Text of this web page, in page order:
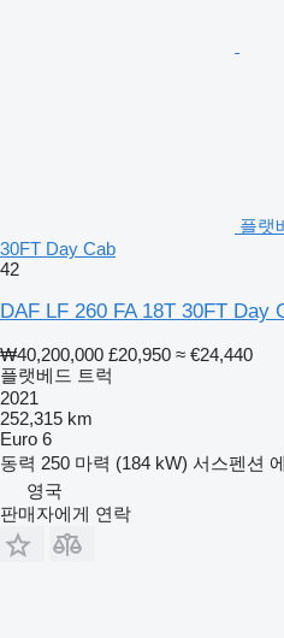
플랫
30FT Day Cab
42
DAF LF 260 FA 18T 30FT Day
₩40,200,000 £20,950 ≈ €24,440
플랫베드 트럭
2021
252,315 km
Euro 6
동력 250 마력 (184 kW) 서스펜션
영국
판매자에게 연락